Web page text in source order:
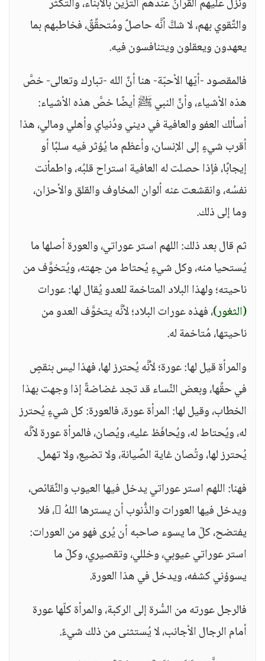
ونزل عليهم القرآنُ عندهم التَّزين بالأبناء، والتَّكثر
والتَّقوي بهم، لا شكَّ أنَّه حاصلٌ ومُتحقِّقٌ، فخاطبهم بما
يعهدون ويعقلون ويتنافسون فيه.
فالمقصود -أيّها الأحبّة- هنا أنَّ الله -تبارك وتعالى- خصَّ
هذه الأشياء، وأنَّ النبي ﷺ أيضًا خصَّ هذه الأشياء:
أسألك العفو والعافية في ديني ودُنياي وأهلي ومالي، هذا
أقرب شيءٍ إلى الإنسان، وأعظم ما يُؤثر فيه سلبًا أو
إيجابًا، فإذا حصلت له العافية استراح قلبُه، واطمأنت
نفسُه، وانقشعت عنه ألوان المخاوف والقلق والأحزان،
وما إلى ذلك.
ثم قال بعد ذلك: اللهم استر عوراتي، والعورة أصلها ما
يُستحيا منه، وكل شيءٍ يُحتاط من جهته، ويُتخوَّف من
ناحيته؛ ولهذا البلاد المتاخمة للعدو يُقال لها: عورات
(الثغور)، فهذه عورات البلاد؛ لأنَّه يتخوَّف العدو من
ناحيتها، مُتاخمة له.
والمرأة قيل لها: عورة؛ لأنَّه يُحترز لها، فهذا ليس بنقصٍ
في حقِّها، وبعض النِّساء قد تجد غضاضةً إذا وجهت بهذا
الخطاب، وقيل لها: المرأة عورة، فالعورة: كل شيءٍ يُحترز
له، ويُحتاط له، ويُحافَظ عليه، ويُصان، فالمرأة عورة لأنَّه
يُحترز لها، وتُصان غاية الصِّيانة، ولا تضيع، ولا تهمل.
فهنا: اللهم استر عوراتي يدخل فيها العيوب والنَّقائص،
ويدخل فيها العورات والذُّنوب أن يسترها اللهُ ، فلا
يفتضح، كلّ ما يسوء صاحبه أن يُرى فهو من العورات:
استر عوراتي عيوبي، وخللي، وتقصيري، وكلّ ما
يسوؤني كشفه، ويدخل في هذا العورة.
فالرجل عورته من السُّرة إلى الركبة، والمرأة كلّها عورة
أمام الرجال الأجانب، لا يُستثنى من ذلك شيءٌ.